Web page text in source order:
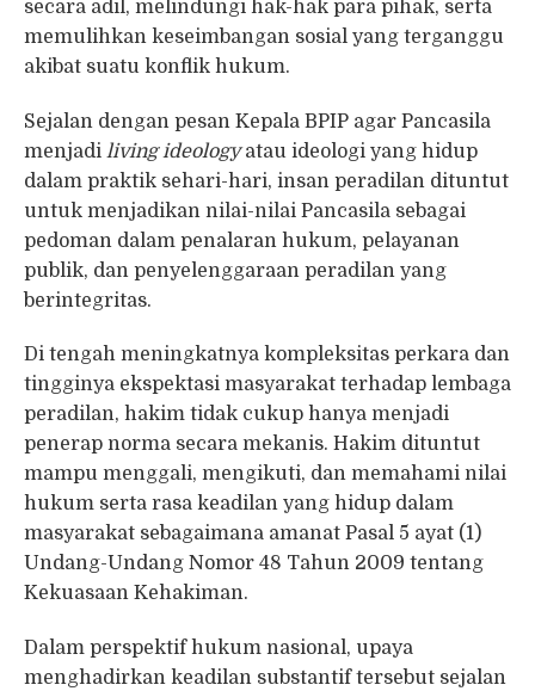
secara adil, melindungi hak-hak para pihak, serta
memulihkan keseimbangan sosial yang terganggu
akibat suatu konflik hukum.
Sejalan dengan pesan Kepala BPIP agar Pancasila
menjadi living ideologyatau ideologi yang hidup
dalam praktik sehari-hari, insan peradilan dituntut
untuk menjadikan nilai-nilai Pancasila sebagai
pedoman dalam penalaran hukum, pelayanan
publik, dan penyelenggaraan peradilan yang
berintegritas.
Di tengah meningkatnya kompleksitas perkara dan
tingginya ekspektasi masyarakat terhadap lembaga
peradilan, hakim tidak cukup hanya menjadi
penerap norma secara mekanis. Hakim dituntut
mampu menggali, mengikuti, dan memahami nilai
hukum serta rasa keadilan yang hidup dalam
masyarakat sebagaimana amanat Pasal 5 ayat (1)
Undang-Undang Nomor 48 Tahun 2009 tentang
Kekuasaan Kehakiman.
Dalam perspektif hukum nasional, upaya
menghadirkan keadilan substantif tersebut sejalan